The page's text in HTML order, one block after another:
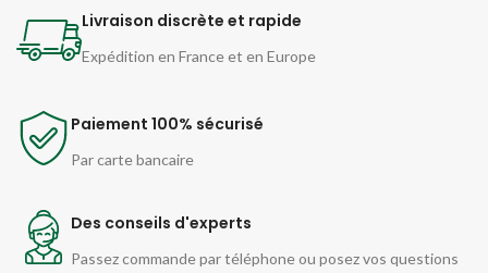
Livraison discrète et rapide
Expédition en France et en Europe
Paiement 100% sécurisé
Par carte bancaire
Des conseils d'experts
Passez commande par téléphone ou posez vos questions